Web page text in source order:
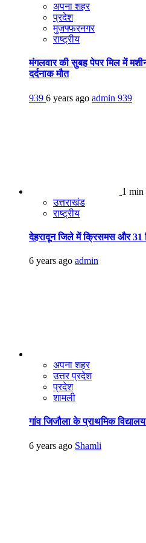
अपना शहर
प्रदेश
मुजफ्फरनगर
राष्ट्रीय
मंगलवार की सुबह पेपर मिल में
दर्दनाक मौत
939 6 years ago admin 939
1 min
उत्तराखंड
राष्ट्रीय
देहरादून जिले में क्रिसमस और 31
6 years ago admin
अपना शहर
उत्तर प्रदेश
प्रदेश
शामली
गांव जिजौला के प्राथमिक
6 years ago Shamli